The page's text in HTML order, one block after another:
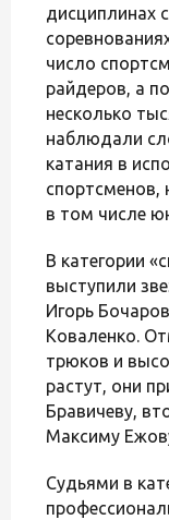
дисциплинах
число
райдеров, а
несколько
наблюдали
катания в
спортсменов,
в том числе
В категории
выступили
Игорь
Коваленко.
трюков и
растут, они
Бравичеву,
Максиму
Судьями в